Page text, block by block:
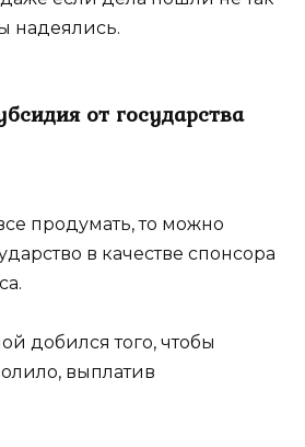
надеялись.
от государства
продумать, то можно
в качестве спонсора
добился того, чтобы
выплатив